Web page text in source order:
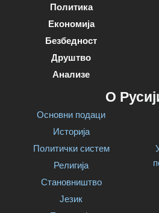
Политика
Економија
Безбедност
Друштво
Анализе
О
Основни подаци
Историја
Политички систем
Религија
Становништво
Језик